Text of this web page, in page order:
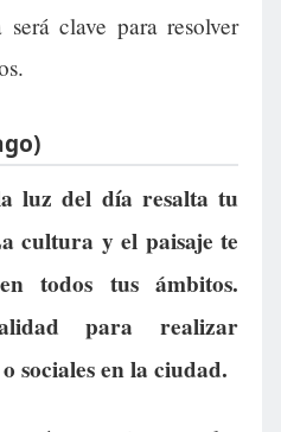
clave para resolver
luz del día resalta tu
cultura y el paisaje te
todos tus ámbitos.
para realizar
sociales en la ciudad.